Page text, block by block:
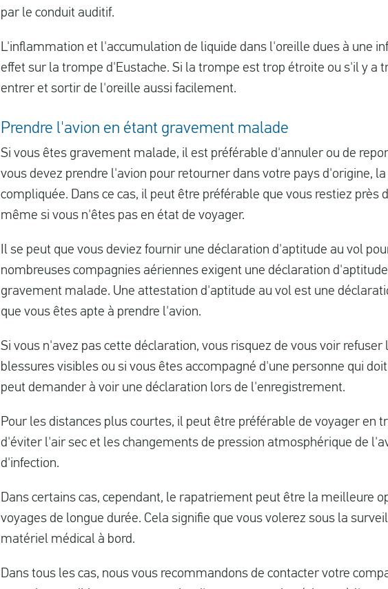
par le conduit auditif.
L'inflammation et l'accumulation de liquide dans l'oreille dues à une
effet sur la trompe d'Eustache. Si la trompe est trop étroite ou s'il y a
entrer et sortir de l'oreille aussi facilement.
Prendre l'avion en étant gravement malade
Si vous êtes gravement malade, il est préférable d'annuler ou de
vous devez prendre l'avion pour retourner dans votre pays d'origine,
compliquée. Dans ce cas, il peut être préférable que vous restiez près
même si vous n'êtes pas en état de voyager.
Il se peut que vous deviez fournir une déclaration d'aptitude au vol
nombreuses compagnies aériennes exigent une déclaration
gravement malade. Une attestation d'aptitude au vol est une
que vous êtes apte à prendre l'avion.
Si vous n'avez pas cette déclaration, vous risquez de vous voir
blessures visibles ou si vous êtes accompagné d'une personne qui
peut demander à voir une déclaration lors de l'enregistrement.
Pour les distances plus courtes, il peut être préférable de voyager en
d'éviter l'air sec et les changements de pression atmosphérique de
d'infection.
Dans certains cas, cependant, le rapatriement peut être la meilleure
voyages de longue durée. Cela signifie que vous volerez sous la
matériel médical à bord.
Dans tous les cas, nous vous recommandons de contacter votre